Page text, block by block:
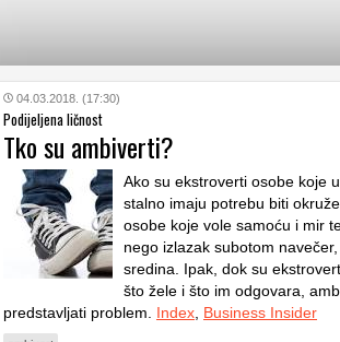
04.03.2018. (17:30)
Podijeljena ličnost
Tko su ambiverti?
Ako su ekstroverti osobe koje
stalno imaju potrebu biti
osobe koje vole samoću i mir
nego izlazak subotom navečer,
sredina. Ipak, dok su
što žele i što im odgovara,
predstavljati problem. Index Business Insider